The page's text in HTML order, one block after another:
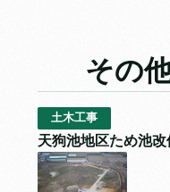
その
土木工事
天狗池地区ため池改